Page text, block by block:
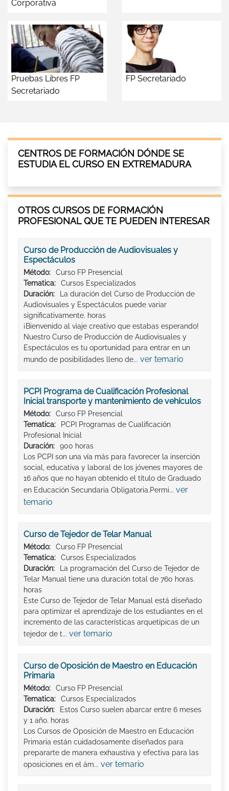
Corporativa
Pruebas Libres FP
Secretariado
FP Secretariado
CENTROS DE FORMACIÓN DÓNDE SE
ESTUDIA EL CURSO EN EXTREMADURA
OTROS CURSOS DE FORMACIÓN
PROFESIONAL QUE TE PUEDEN INTERESAR
Curso de Producción de Audiovisuales y
Espectáculos
Método:
Curso FP Presencial
Tematica:
Cursos Especializados
Duración:
La duración del Curso de Producción de
Audiovisuales y Espectáculos puede variar
significativamente. horas
¡Bienvenido al viaje creativo que estabas esperando!
Nuestro Curso de Producción de Audiovisuales y
Espectáculos es tu oportunidad para entrar en un
mundo de posibilidades lleno de... ver temario
PCPI Programa de Cualificación Profesional
Inicial transporte y mantenimiento de vehículos
Método:
Curso FP Presencial
Tematica:
PCPI Programas de Cualificación
Profesional Inicial
Duración:
900 horas
Los PCPI son una vía más para favorecer la inserción
social, educativa y laboral de los jóvenes mayores de
16 años que no hayan obtenido el título de Graduado
en Educación Secundaria Obligatoria.Permi... ver
temario
Curso de Tejedor de Telar Manual
Método:
Curso FP Presencial
Tematica:
Cursos Especializados
Duración:
La programación del Curso de Tejedor de
Telar Manual tiene una duración total de 760 horas.
horas
Este Curso de Tejedor de Telar Manual está diseñado
para optimizar el aprendizaje de los estudiantes en el
incremento de las características arquetípicas de un
tejedor de t... ver temario
Curso de Oposición de Maestro en Educación
Primaria
Método:
Curso FP Presencial
Tematica:
Cursos Especializados
Duración:
Estos Curso suelen abarcar entre 6 meses
y 1 año. horas
Los Cursos de Oposición de Maestro en Educación
Primaria están cuidadosamente diseñados para
prepararte de manera exhaustiva y efectiva para las
oposiciones en el ám... ver temario